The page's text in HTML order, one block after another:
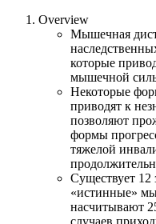
Overview
Мышечная
которые
мышечной
Некоторые
приводят к
позволяют
формы
тяжелой
Существует 12
«истинные»
насчитывают
случаев